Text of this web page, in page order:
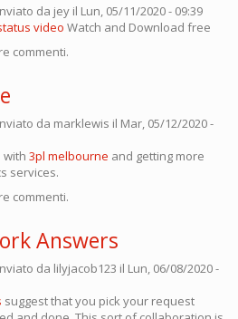
da jey il Lun, 05/11/2020 - 09:39
video Watch and Download free
commenti.
da marklewis il Mar, 05/12/2020 -
with 3pl melbourne and getting more
services.
commenti.
Answers
da lilyjacob123 il Lun, 06/08/2020 -
suggest that you pick your request